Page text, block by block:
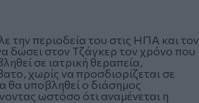
την περιοδεία του στις ΗΠΑ και τον
δώσει στον Τζάγκερ τον χρόνο που
σε ιατρική θεραπεία,
χωρίς να προσδιορίζεται σε
θα υποβληθεί ο διάσημος
ωστόσο ότι αναμένεται η